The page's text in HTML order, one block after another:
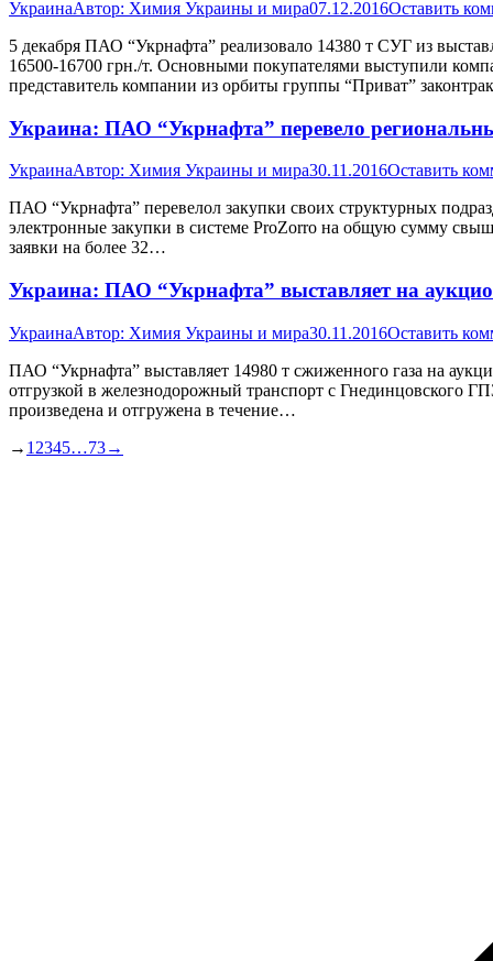
УкраинаАвтор: Химия Украины и мира07.12.2016Оставить
5 декабря ПАО “Укрнафта” реализовало 14380 т СУГ из
16500-16700 грн./т. Основными покупателями выступили
представитель компании из орбиты группы “Приват”
Украина: ПАО “Укрнафта” перевело
УкраинаАвтор: Химия Украины и мира30.11.2016Оставить
ПАО “Укрнафта” перевелол закупки своих структурных
электронные закупки в системе ProZorro на общую сумму
заявки на более 32…
Украина: ПАО “Укрнафта” выставляет на
УкраинаАвтор: Химия Украины и мира30.11.2016Оставить
ПАО “Укрнафта” выставляет 14980 т сжиженного газа на
отгрузкой в железнодорожный транспорт с Гнединцовского
произведена и отгружена в течение…
→ 1 2345…73→